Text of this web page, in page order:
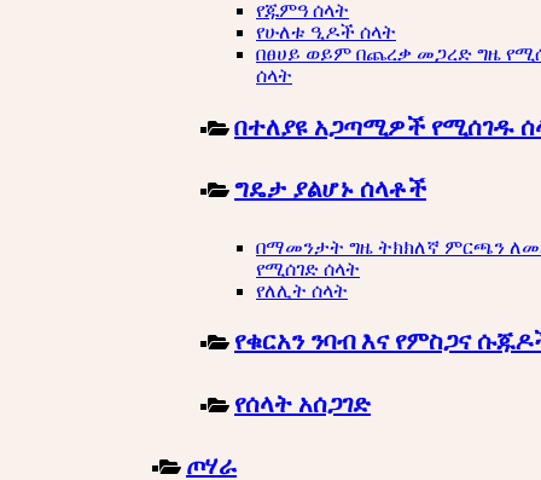
የጁምዓ ሰላት
የሁለቱ ዒዶች ሰላት
በፀሀይ ወይም በጨረቃ መጋረድ ግዜ
ሰላት
በተለያዩ አጋጣሚዎች የሚሰገዱ
ግዴታ ያልሆኑ ሰላቶች
በማመንታት ግዜ ትክክለኛ ምርጫን
የሚሰገድ ሰላት
የለሊት ሰላት
የቁርአን ንባብ እና የምስጋና
የሰላት አሰጋገድ
ጦሃራ